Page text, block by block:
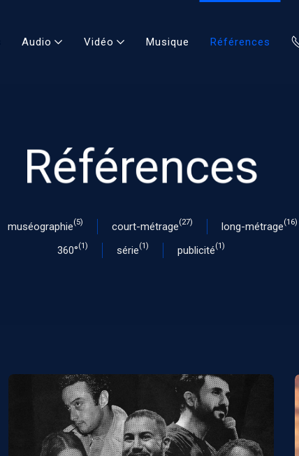
Audio Vidéo Musique Références
Références
muséographie(5) court-métrage(27) long-métrage(16)
360°(1) série(1) publicité(1)